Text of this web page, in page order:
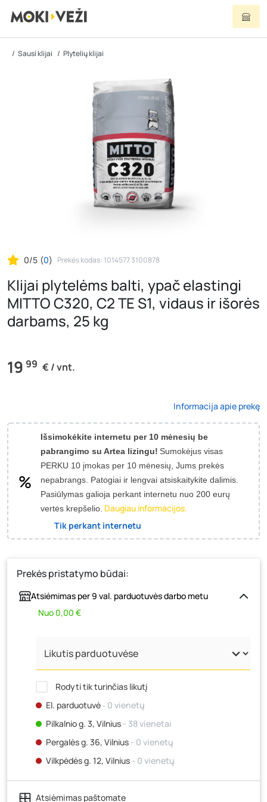
Sausi klijai Plytelių klijai
0/5 (0) Prekės kodas: 1014577 3100878
Klijai plytelėms balti, ypač elastingi
MITTO C320, C2 TE S1, vidaus ir išorės
darbams, 25 kg
19 99 € / vnt.
Informacija apie prekę
Išsimokėkite internetu per 10 mėnesių be
pabrangimo su Artea lizingu! Sumokėjus visas
PERKU 10 įmokas per 10 mėnesių, Jums prekės
nepabrangs. Patogiai ir lengvai atsiskaitykite dalimis.
Pasiūlymas galioja perkant internetu nuo 200 eurų
vertės krepšelio. Daugiau informacijos.
Tik perkant internetu
Prekės pristatymo būdai:
Atsiėmimas per 9 val. parduotuvės darbo metu
Nuo 0,00 €
Rodyti tik turinčias likutį
El. parduotuvė‐ 0 vienetų
Pilkalnio g. 3, Vilnius - 38 vienetai
Pergalės g. 36, Vilnius - 0 vienetų
Vilkpėdės g. 12, Vilnius - 0 vienetų
Ateities g. 15, Vilnius- 0 vienetų
Kauno r., Narsiečių k., Vytauto g. 183, Kaunas
Atsiėmimas paštomate